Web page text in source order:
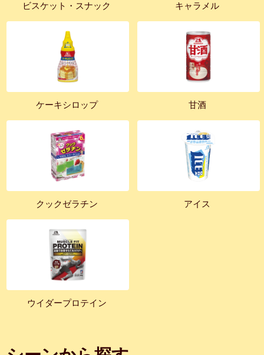
ビスケット・スナック キャラメル
ケーキシロップ 甘酒
クックゼラチン アイス
ウイダープロテイン